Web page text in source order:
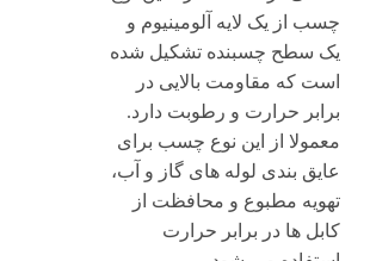
چسب از یک لایه آلومینیوم و
یک سطح چسبنده تشکیل شده
است که مقاومت بالایی در
برابر حرارت و رطوبت دارد.
معمولا از این نوع چسب برای
عایق بندی لوله های گاز و آب،
تهویه مطبوع و محافظت از
کابل ها در برابر حرارت